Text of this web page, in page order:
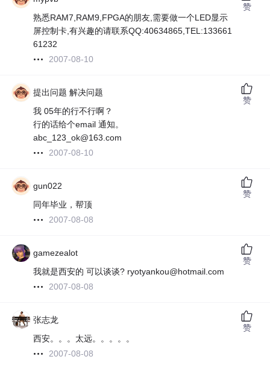
熟悉RAM7,RAM9,FPGA的朋友,需要做一个LED显示
屏控制卡,有兴趣的请联系QQ:40634865,TEL:133661
61232
2007-08-10
赞
提出问题 解决问题
我 05年的行不行啊？
行的话给个email 通知。
abc_123_ok@163.com
2007-08-10
赞
gun022
同年毕业，帮顶
2007-08-08
赞
gamezealot
我就是西安的 可以谈谈? ryotyankou@hotmail.com
2007-08-08
赞
张志龙
西安。。。太远。。。。。
2007-08-08
赞